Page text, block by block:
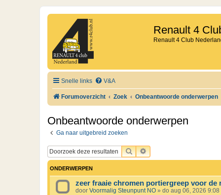
Renault 4
Renault 4 Club
Snelle links V&A
Forumoverzicht Zoek Onbeantwoorde onderwerpen
Onbeantwoorde onderwerpen
Ga naar uitgebreid zoeken
ZOEKUITGEBREID ZOEKEN
ONDERWERPEN
zeer fraaie chromen portiergreep voor de
door Voormalig Steunpunt NO » do aug 06, 2026 9:08